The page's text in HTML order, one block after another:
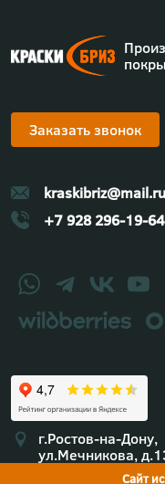
Заказать звонок
kraskibriz@mail.ru
+7 928 296-19-64
г.Ростов-на-Дону,
ул.Мечникова,
Сайт